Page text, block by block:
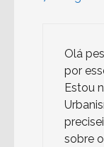
Olá
por
Estou
sobre